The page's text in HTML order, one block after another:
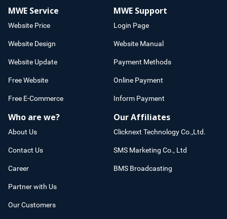
MWE Service
Website Price
Website Design
Website Update
Free Website
Free E-Commerce
MWE Support
Login Page
Website Manual
Payment Methods
Online Payment
Inform Payment
Who are we?
About Us
Contact Us
Career
Partner with Us
Our Customers
Our Affiliates
Clicknext Technology Co.,Ltd.
SMS Marketing Co., Ltd
BMS Broadcasting